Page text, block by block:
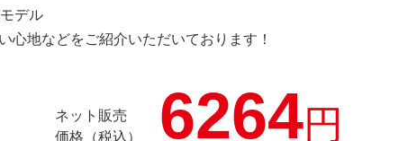
デル
心地などをご紹介いただいております！
ネット販売
価格（税込）
6264円